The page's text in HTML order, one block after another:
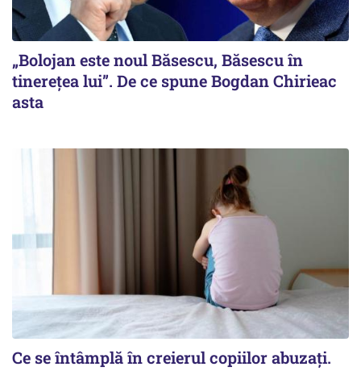
„Bolojan este noul Băsescu, Băsescu în
tinerețea lui”. De ce spune Bogdan Chirieac
asta
Ce se întâmplă în creierul copiilor abuzați.